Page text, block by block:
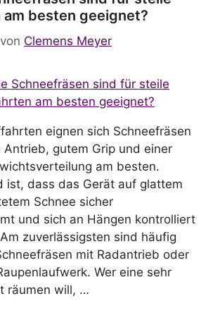
besten geeignet?
von Clemens Meyer
eignen sich Schneefräsen
gutem Grip und einer
am besten.
ist, dass das Gerät auf glattem
Schnee sicher
und sich an Hängen kontrolliert
zuverlässigsten sind häufig
mit Radantrieb oder
Wer eine sehr
räumen will, …